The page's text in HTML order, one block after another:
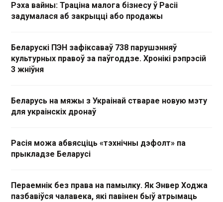
Рэха вайны: Траціна малога бізнесу ў Расіі
задумалася аб закрыцці або продажы
Беларускі ПЭН зафіксаваў 738 парушэнняў
культурных правоў за паўгоддзе. Хронікі рэпрэсій
3 жніўня
Беларусь на мяжы з Украінай стварае новую мэту
для украінскіх дронаў
Расія можа абвясціць «тэхнічны дэфолт» па
прыкладзе Беларусі
Пераемнік без права на памылку. Як Энвер Ходжа
пазбавіўся чалавека, які павінен быў атрымаць